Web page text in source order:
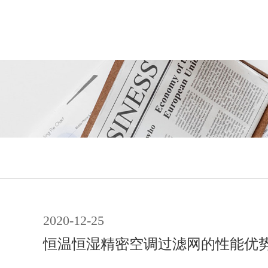
2020-12-25
恒温恒湿精密空调过滤网的性能优